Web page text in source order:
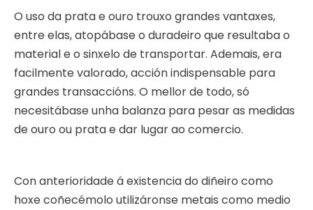
O uso da prata e ouro trouxo grandes vantaxes,
entre elas, atopábase o duradeiro que resultaba o
material e o sinxelo de transportar. Ademais, era
facilmente valorado, acción indispensable para
grandes transaccións. O mellor de todo, só
necesitábase unha balanza para pesar as medidas
de ouro ou prata e dar lugar ao comercio.
Con anterioridade á existencia do diñeiro como
hoxe coñecémolo utilizáronse metais como medio